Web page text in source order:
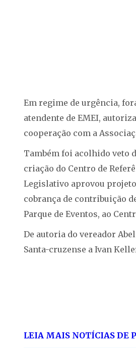
Em regime de urgência,
atendente de EMEI,
cooperação com a
Também foi acolhido veto
criação do Centro de
Legislativo aprovou
cobrança de contribuição
Parque de Eventos, ao
De autoria do vereador
Santa-cruzense a Ivan
LEIA MAIS NOTÍCIAS DE